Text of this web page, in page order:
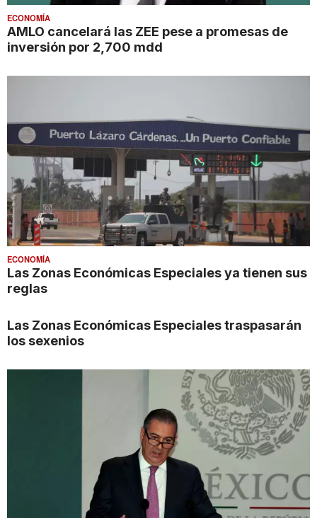
ECONOMÍA
AMLO cancelará las ZEE pese a promesas de
inversión por 2,700 mdd
ECONOMÍA
Las Zonas Económicas Especiales ya tienen sus
reglas
Las Zonas Económicas Especiales traspasarán
los sexenios